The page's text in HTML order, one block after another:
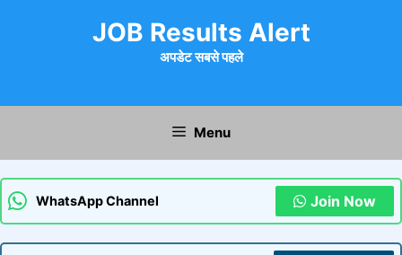
JOB Results Alert
अपडेट सबसे पहले
Menu
WhatsApp Channel Join Now